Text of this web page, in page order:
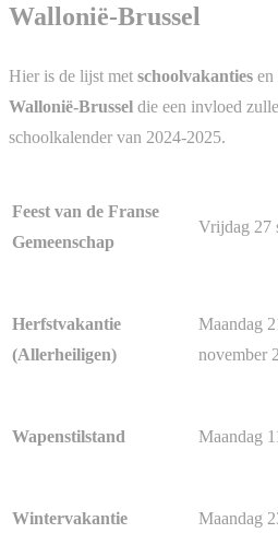
Wallonië-Brussel
Hier is de lijst met schoolvakanties en
Wallonië-Brussel die een invloed
schoolkalender van 2024-2025.
Feest van de Franse
Gemeenschap
Vrijdag 27
Herfstvakantie
(Allerheiligen)
Maandag
november
Wapenstilstand Maandag
Wintervakantie
Maandag